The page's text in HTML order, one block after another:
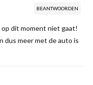
BEANTWOORDEN
dit moment niet gaat!
dus meer met de auto is